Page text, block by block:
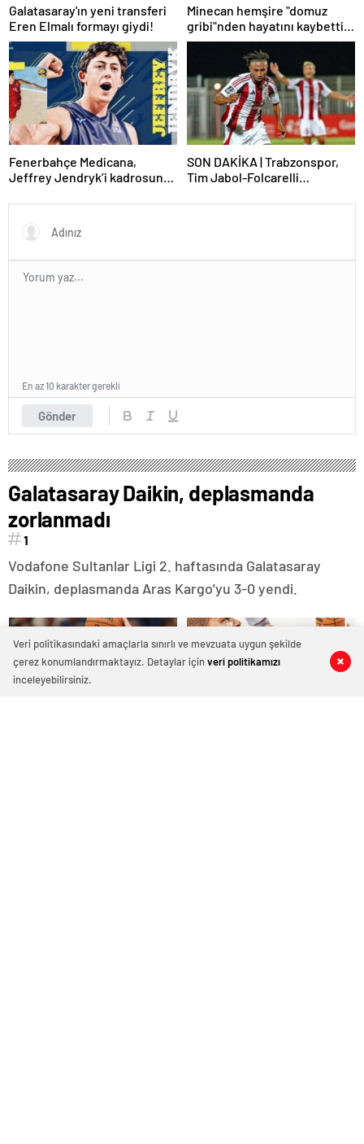
0 0
Galatasaray'ın yeni transferi
Eren Elmalı formayı giydi!
Minecan hemşire "domuz
gribi"nden hayatını kaybetti –
Haberler | Sağlık Haberleri
Fenerbahçe Medicana,
Jeffrey Jendryk’i kadrosuna
SON DAKİKA | Trabzonspor,
Tim Jabol-Folcarelli
Gönder
En az 10 karakter gerekli
Galatasaray Daikin, deplasmanda
zorlanmadı
1
Vodafone Sultanlar Ligi 2. haftasında Galatasaray
Daikin, deplasmanda Aras Kargo'yu 3-0 yendi.
0 0
Veri politikasındaki amaçlarla sınırlı ve mevzuata uygun şekilde
çerez konumlandırmaktayız. Detaylar içinveri politikamızı
inceleyebilirsiniz.